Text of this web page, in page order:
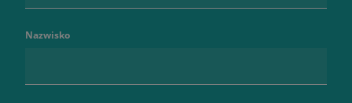
Nazwisko